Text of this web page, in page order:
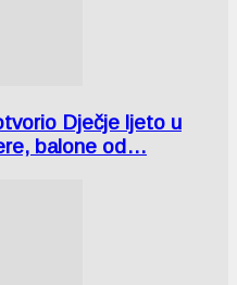
Dječje ljeto u
balone od…